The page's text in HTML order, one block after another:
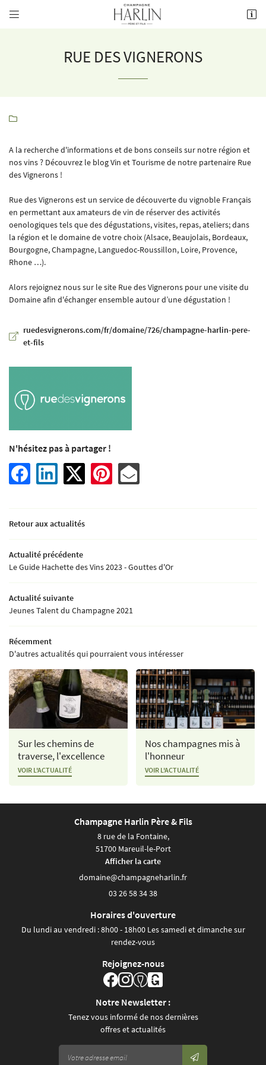

NOS TERROIRS
VINICOLES
CHAMPAGNES
ET DÉGUSTATION
NOS CHAMPAGNES ?
ET DISTRIBUTEURS
ACTUALITÉS

Rejoignez-
03 26 58 34 38
 Recopier le code ci-contre
Rafraîchir le captcha
email indiqué ci-dessus. Vous pouvez vous désinscrire à tout moment en utilisantle
formulaire de désinscription
RUE DES VIGNERONS

A la recherche d'informations et de bons conseils sur notre région et
nos vins ? Découvrez le blog Vin et Tourisme de notre partenaire Rue
des Vignerons !
Rue des Vignerons est un service de découverte du vignoble Français
en permettant aux amateurs de vin de réserver des activités
oenologiques tels que des dégustations, visites, repas, ateliers; dans
la région et le domaine de votre choix (Alsace, Beaujolais, Bordeaux,
Bourgogne, Champagne, Languedoc-Roussillon, Loire, Provence,
Rhone …).
Alors rejoignez nous sur le site Rue des Vignerons pour une visite du
Domaine afin d'échanger ensemble autour d’une dégustation !
ruedesvignerons.com/fr/domaine/726/champagne-harlin-pere-
et-fils
N'hésitez pas à partager !
Retour aux actualités
Actualité précédente
Le Guide Hachette des Vins 2023 - Gouttes d'Or
Actualité suivante
Jeunes Talent du Champagne 2021
Récemment
D'autres actualités qui pourraient vous intéresser
Sur les chemins de
traverse, l'excellence
VOIR L'ACTUALITÉ
Nos champagnes mis à
l'honneur
VOIR L'ACTUALITÉ
Champagne Harlin Père & Fils
8 rue de la Fontaine,
51700 Mareuil-le-Port
Afficher la carte
03 26 58 34 38
Horaires d'ouverture
Du lundi au vendredi : 8h00 - 18h00 Les samedi et dimanche sur
rendez-vous
Rejoignez-nous
Notre Newsletter :
Tenez vous informé de nos dernières
offres et actualités